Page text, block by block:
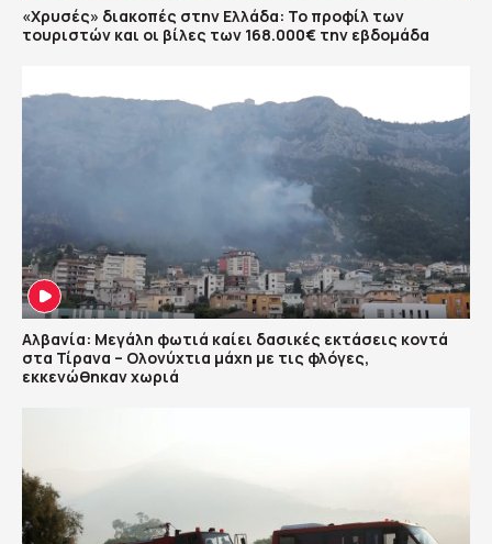
«Χρυσές» διακοπές στην Ελλάδα: Το προφίλ των
τουριστών και οι βίλες των 168.000€ την εβδομάδα
Αλβανία: Μεγάλη φωτιά καίει δασικές εκτάσεις κοντά
στα Τίρανα – Ολονύχτια μάχη με τις φλόγες,
εκκενώθηκαν χωριά